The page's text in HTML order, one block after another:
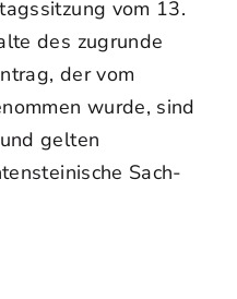
vom 13.
des zugrunde
der vom
wurde, sind
gelten
Sach-